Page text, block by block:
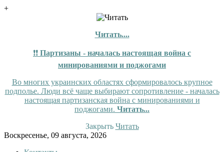
+
Читать....
❗❗ Партизаны - началась настоящая война с
минированиями и поджогами
Во многих украинских областях сформировалось крупное
подполье. Люди всё чаще выбирают сопротивление - началась
настоящая партизанская война с минированиями и
поджогами. Читать...
Закрыть Читать
Skip
Воскресенье, 09 августа, 2026